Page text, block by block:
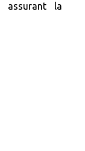
assurant la